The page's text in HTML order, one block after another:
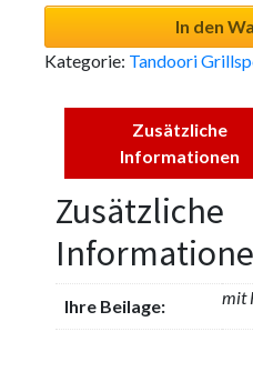
In den
Kategorie: Tandoori
Zusätzliche
Informationen
Zusätzliche
Ihre Beilage: mit